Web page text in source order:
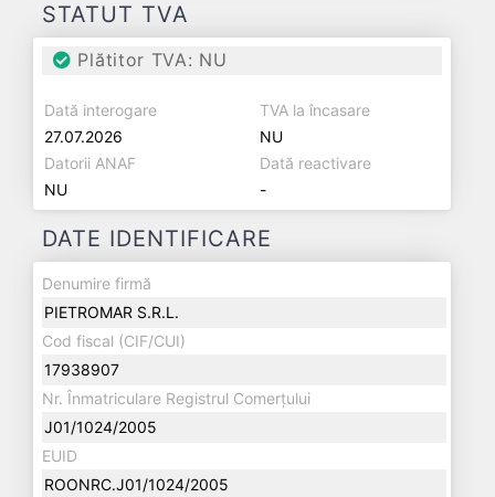
STATUT TVA
Plătitor TVA: NU
Dată interogare
27.07.2026
TVA la încasare
NU
Datorii ANAF
NU
Dată reactivare
-
DATE IDENTIFICARE
Denumire firmă
PIETROMAR S.R.L.
Cod fiscal (CIF/CUI)
17938907
Nr. Înmatriculare Registrul Comerțului
J01/1024/2005
EUID
ROONRC.J01/1024/2005